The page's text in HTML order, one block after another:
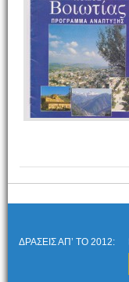
ΔΡΑΣΕΙΣ ΑΠ’ ΤΟ 2012: